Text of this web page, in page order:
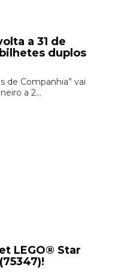
a 31 de
duplos
de Companhia” vai
a 2...
LEGO® Star